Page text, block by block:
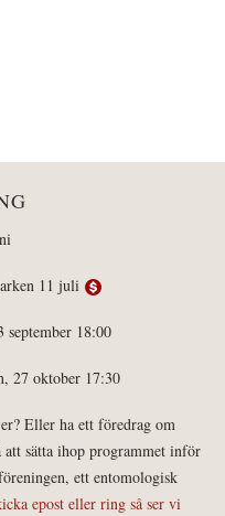
11 juli
18:00
27 oktober 17:30
Eller ha ett föredrag om
sätta ihop programmet inför
ett entomologisk
epost eller ring så ser vi